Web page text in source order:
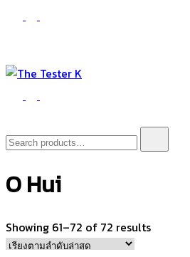
The Tester K
Korean cosmetics
Search
for:
O Hui
Showing 61–72 of 72 resultsSorted